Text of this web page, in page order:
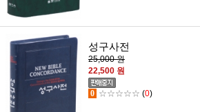
성구사전
25,000 원
22,500 원
0 ☆☆☆☆☆ (0)